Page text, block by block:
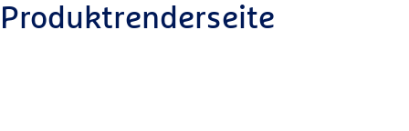
Produktrenderseite